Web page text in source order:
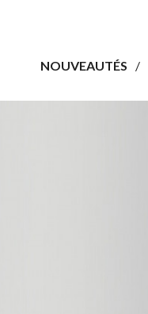
NOUVEAUTÉS